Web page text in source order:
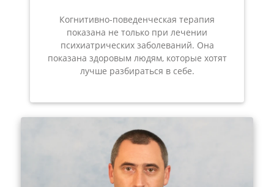
Когнитивно-поведенческая терапия
показана не только при лечении
психиатрических заболеваний. Она
показана здоровым людям, которые хотят
лучше разбираться в себе.